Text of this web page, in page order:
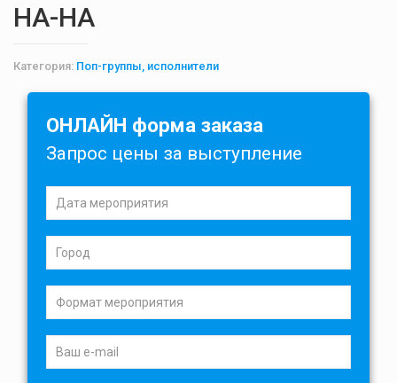
НА-НА
Категория: Поп-группы, исполнители
ОНЛАЙН форма заказа
Запрос цены за выступление